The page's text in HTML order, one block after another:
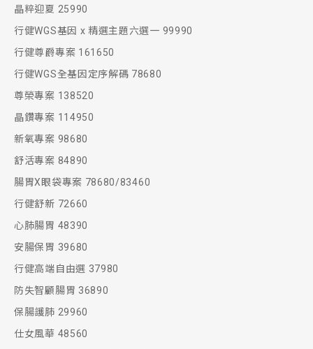
晶粹迎夏 25990
行健WGS基因 x 精選主題六選一 99990
行健尊爵專案 161650
行健WGS全基因定序解碼 78680
尊榮專案 138520
晶鑽專案 114950
新氧專案 98680
舒活專案 84890
腸胃X眼袋專案 78680/83460
行健舒新 72660
心肺腸胃 48390
安腸保胃 39680
行健高端自由選 37980
防失智顧腸胃 36890
保腸護肺 29960
仕女風華 48560